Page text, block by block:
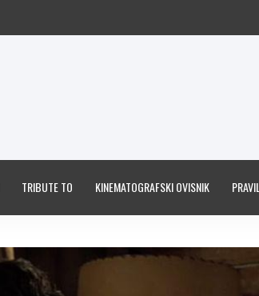
TRIBUTE TO KINEMATOGRAFSKI OVISNIK